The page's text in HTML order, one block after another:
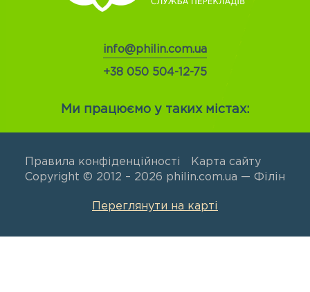
info@philin.com.ua
+38 050 504-12-75
Ми працюємо у таких містах:
Правила конфіденційності
Карта сайту
Copyright © 2012 – 2026 philin.com.ua — Філін
Переглянути на карті